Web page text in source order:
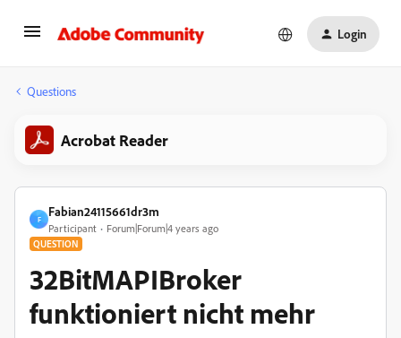
Login
Questions
Acrobat Reader
F
Fabian24115661dr3m
Participant Forum|Forum|4 years ago
QUESTION
32BitMAPIBroker
funktioniert nicht mehr